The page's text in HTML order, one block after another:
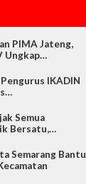
PIMA Jateng,
Ungkap…
IKADIN
Semua
Bersatu,…
Semarang Bantu